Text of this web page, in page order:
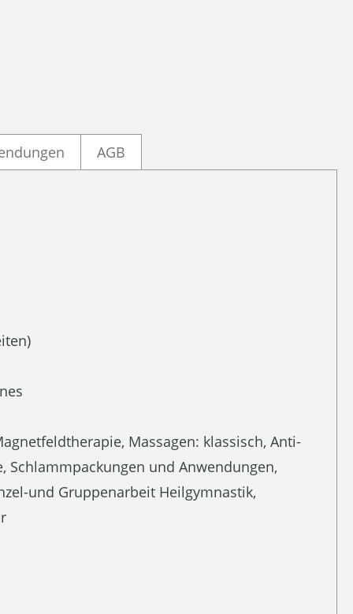
AGB
Massagen: klassisch, Anti-
Schlammpackungen und Anwendungen,
und Gruppenarbeit Heilgymnastik,